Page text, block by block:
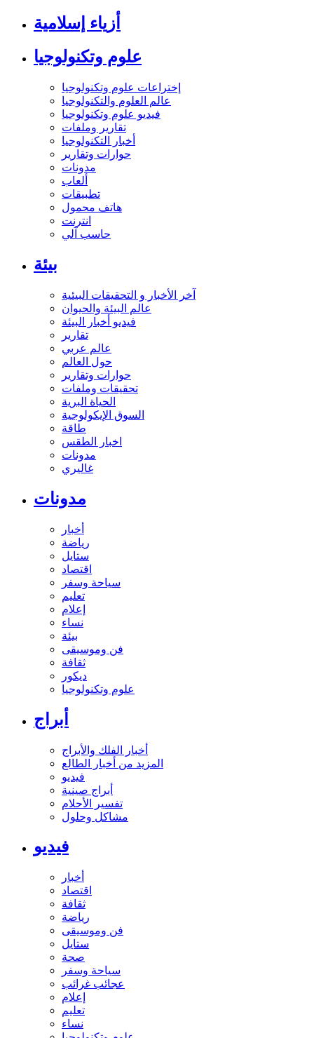
أزياء إسلامية
علوم وتكنولوجيا
إختراعات علوم وتكنولوجيا
عالم العلوم والتكنولوجيا
فيديو علوم وتكنولوجيا
تقارير وملفات
أخبار التكنولوجيا
حوارات وتقارير
مدونات
ألعاب
تطبيقات
هاتف محمول
انترنت
حاسب آلي
بيئة
آخر الأخبار و التحقيقات البيئية
عالم البيئة والحيوان
فيديو أخبار البيئة
تقارير
عالم عربي
حول العالم
حوارات وتقارير
تحقيقات وملفات
الحياة البرية
السوق الإيكولوجية
طاقة
اخبار الطقس
مدونات
غاليري
مدونات
أخبار
رياضة
ستايل
اقتصاد
سياحة وسفر
تعليم
إعلام
نساء
بيئة
فن وموسيقى
ثقافة
ديكور
علوم وتكنولوجيا
أبراج
أخبار الفلك والأبراج
المزيد من أخبار الطالع
فيديو
أبراج صينية
تفسير الأحلام
مشاكل وحلول
فيديو
أخبار
اقتصاد
ثقافة
رياضة
فن وموسيقى
ستايل
صحة
سياحة وسفر
عجائب غرائب
إعلام
تعليم
نساء